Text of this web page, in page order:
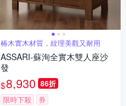
椿木實木材質，紋理美觀又耐用
ASSARI-蘇洵全實木雙人座沙
發
$8,930 86折
限時下殺 券